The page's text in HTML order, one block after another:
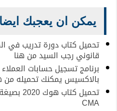
يمكن ان يعجبك ايضا
تحميل كتاب دورة تدريب في
قانوني رجب السيد من هنا
برنامج تسجيل حسابات
بالاكسيس يمكنك تحميله من
CMA